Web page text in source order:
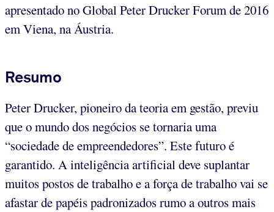
apresentado no Global Peter Drucker Forum de 2016
em Viena, na Áustria.
Resumo
Peter Drucker, pioneiro da teoria em gestão, previu
que o mundo dos negócios se tornaria uma
“sociedade de empreendedores”. Este futuro é
garantido. A inteligência artificial deve suplantar
muitos postos de trabalho e a força de trabalho vai se
afastar de papéis padronizados rumo a outros mais